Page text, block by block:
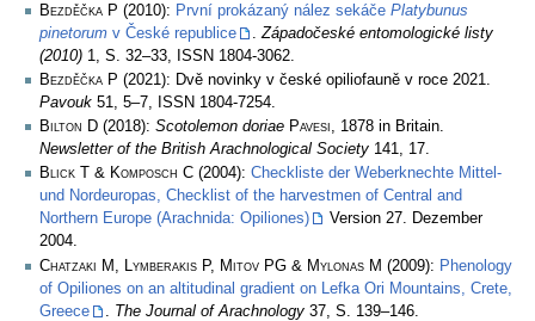
Bezděčka P (2010): První prokázaný nález sekáče Platybunus
pinetorum v České republice
Západočeské entomologické listy
(2010) 1, S. 32–33, ISSN 1804-3062.
Bezděčka P (2021): Dvě novinky v české opiliofauně v roce 2021.
Pavouk 51, 5–7, ISSN 1804-7254.
Bilton D (2018): Scotolemon doriae Pavesi, 1878 in Britain.
Newsletter of the British Arachnological Society 141, 17.
Blick T & Komposch C (2004): Checkliste der Weberknechte Mittel-
und Nordeuropas, Checklist of the harvestmen of Central and
Northern Europe (Arachnida: Opiliones)
Version 27. Dezember
2004.
Chatzaki M, Lymberakis P, Mitov PG & Mylonas M (2009): Phenology
of Opiliones on an altitudinal gradient on Lefka Ori Mountains, Crete,
Greece
The Journal of Arachnology 37, S. 139–146.